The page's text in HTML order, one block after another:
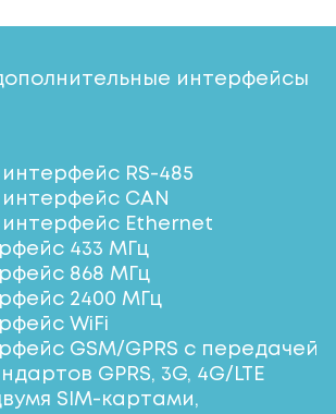
интерфейсы
RS-485
CAN
Ethernet
433 МГц
868 МГц
2400 МГц
WiFi
GSM/GPRS с передачей
GPRS, 3G, 4G/LTE
SIM-картами,